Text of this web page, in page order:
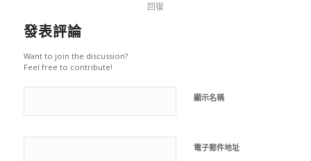
回復
發表評論
Want to join the discussion?
Feel free to contribute!
顯示名稱
電子郵件地址